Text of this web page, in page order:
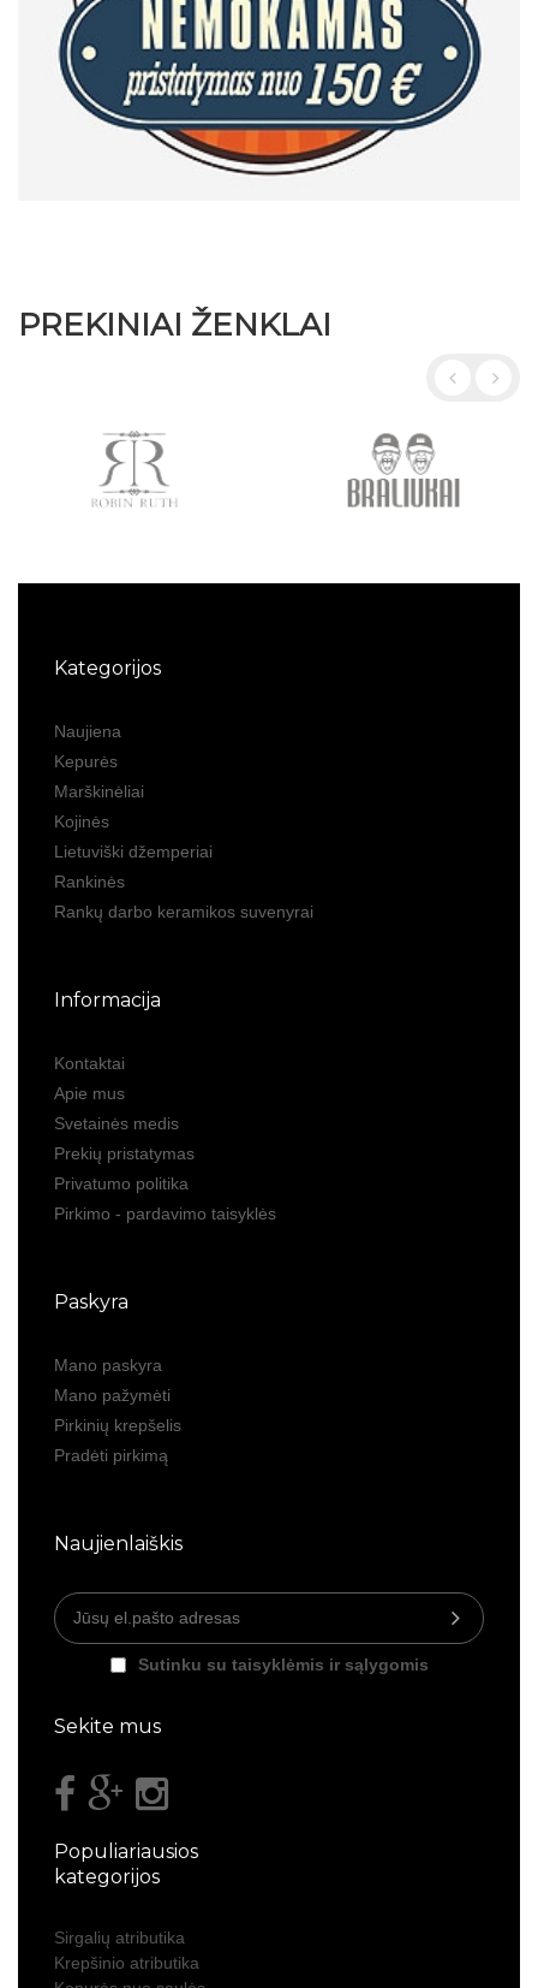
PREKINIAI ŽENKLAI
Kategorijos
Naujiena
Kepurės
Marškinėliai
Kojinės
Lietuviški džemperiai
Rankinės
Rankų darbo keramikos suvenyrai
Informacija
Kontaktai
Apie mus
Svetainės medis
Prekių pristatymas
Privatumo politika
Pirkimo - pardavimo taisyklės
Paskyra
Mano paskyra
Mano pažymėti
Pirkinių krepšelis
Pradėti pirkimą
Naujienlaiškis
Sutinku su taisyklėmis ir sąlygomis
Sekite mus
Populiariausios
kategorijos
Sirgalių atributika
Krepšinio atributika